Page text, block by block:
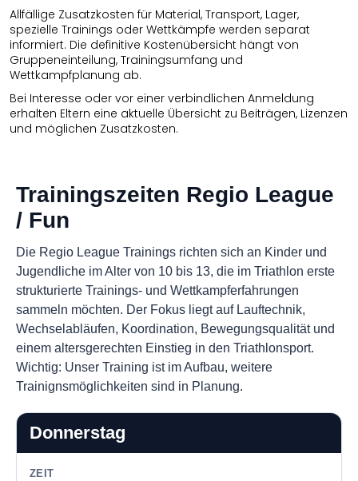
Allfällige Zusatzkosten für Material, Transport, Lager,
spezielle Trainings oder Wettkämpfe werden separat
informiert. Die definitive Kostenübersicht hängt von
Gruppeneinteilung, Trainingsumfang und
Wettkampfplanung ab.
Bei Interesse oder vor einer verbindlichen Anmeldung
erhalten Eltern eine aktuelle Übersicht zu Beiträgen, Lizenzen
und möglichen Zusatzkosten.